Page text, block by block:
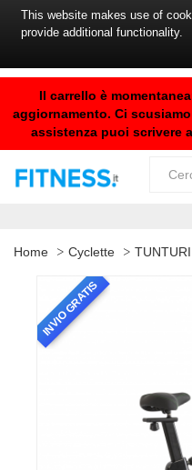
Il carrello è
aggiornamento. Ci
assistenza puoi scrivere
Home Cyclette TUNTURI
INVIO GRATIS
This website makes use of
provide additional functionality.